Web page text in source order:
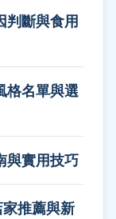
判斷與食用
格名單與選
與實用技巧
推薦與新